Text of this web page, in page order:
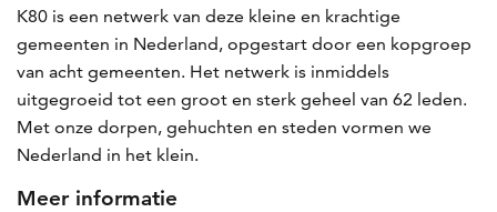
K80 is een netwerk van deze kleine en krachtige
gemeenten in Nederland, opgestart door een kopgroep
van acht gemeenten. Het netwerk is inmiddels
uitgegroeid tot een groot en sterk geheel van 62 leden.
Met onze dorpen, gehuchten en steden vormen we
Nederland in het klein.
Meer informatie